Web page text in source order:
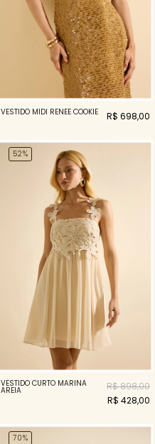
VESTIDO MIDI RENEE COOKIE R$ 698,00
52%
VESTIDO CURTO MARINA
AREIA
R$ 898,00
R$ 428,00
70%